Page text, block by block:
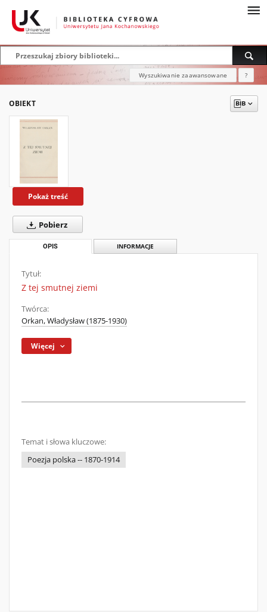
Wyszukiwanie zaawansowane ?
OBIEKT
Pokaż treść
Pobierz
OPIS INFORMACJE
Tytuł:
Z tej smutnej ziemi
Twórca:
Orkan, Władysław (1875-1930)
Więcej
Temat i słowa kluczowe:
Poezja polska -- 1870-1914